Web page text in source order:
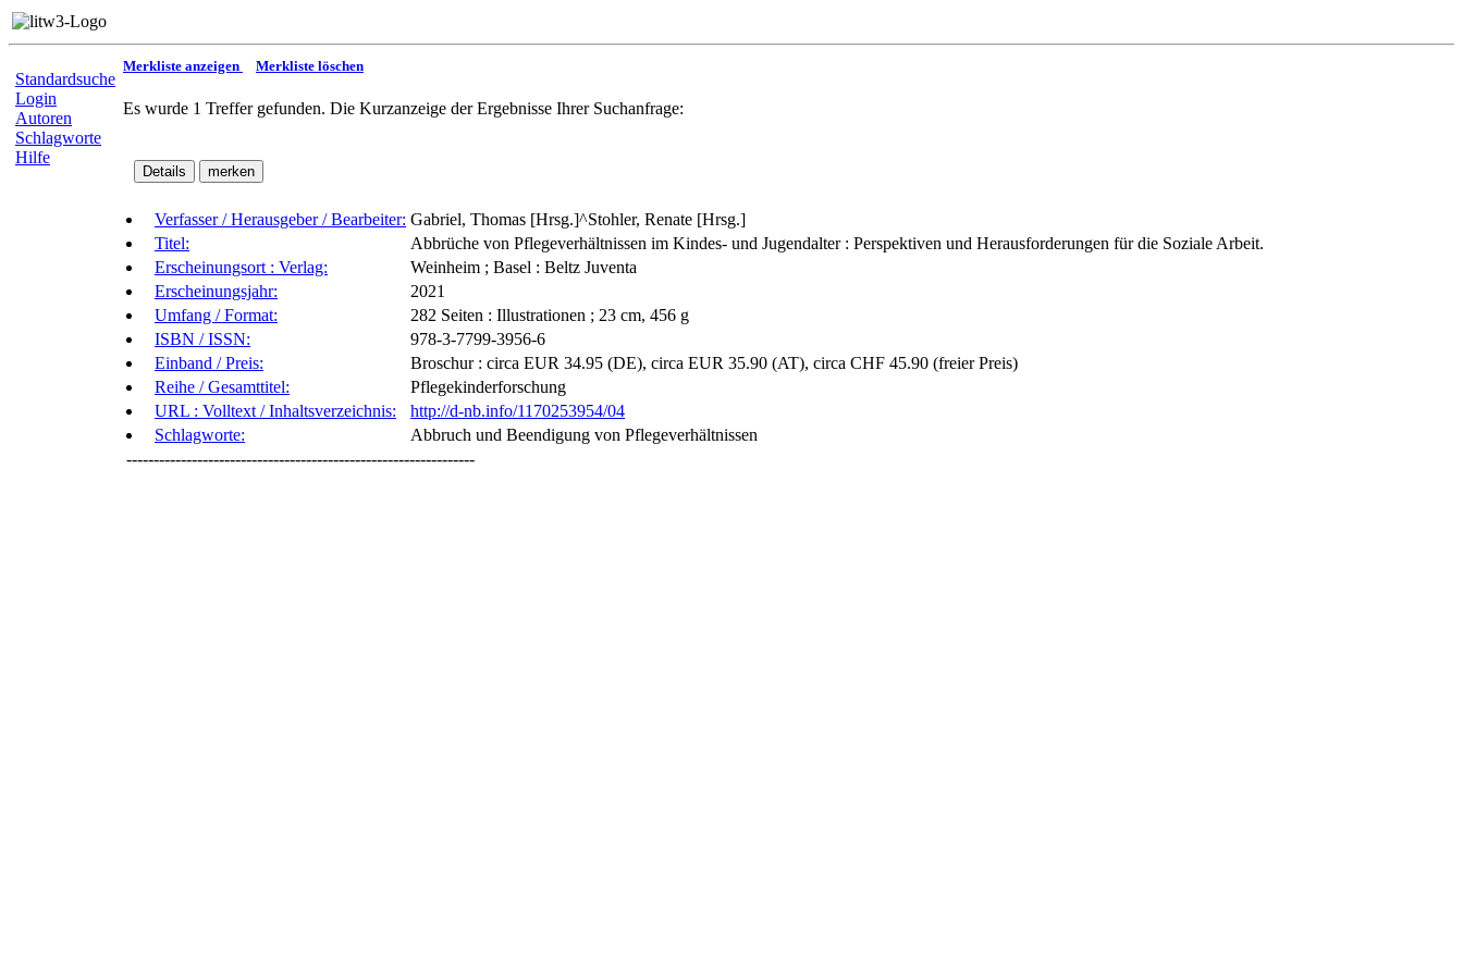
Standardsuche
Login
Autoren
Schlagworte
Hilfe
Merkliste anzeigen Merkliste löschen
Es wurde 1 Treffer gefunden. Die Kurzanzeige der Ergebnisse Ihrer Suchanfrage:
Verfasser / Herausgeber / Bearbeiter: Gabriel, Thomas [Hrsg.]^Stohler, Renate [Hrsg.]
Titel:
Abbrüche von Pflegeverhältnissen im Kindes- und Jugendalter : Perspektiven und Herausforderungen für die Soziale Arbeit.
Erscheinungsort : Verlag:
Weinheim ; Basel : Beltz Juventa
Erscheinungsjahr:
2021
Umfang / Format:
282 Seiten : Illustrationen ; 23 cm, 456 g
ISBN / ISSN:
978-3-7799-3956-6
Einband / Preis:
Broschur : circa EUR 34.95 (DE), circa EUR 35.90 (AT), circa CHF 45.90 (freier Preis)
Reihe / Gesamttitel:
Pflegekinderforschung
URL : Volltext / Inhaltsverzeichnis:
http://d-nb.info/1170253954/04
Schlagworte:
Abbruch und Beendigung von Pflegeverhältnissen
----------------------------------------------------------------